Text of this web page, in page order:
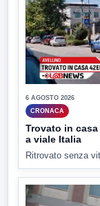
6 AGOSTO 2026
CRONACA
Trovato in
a viale Italia
Ritrovato senza